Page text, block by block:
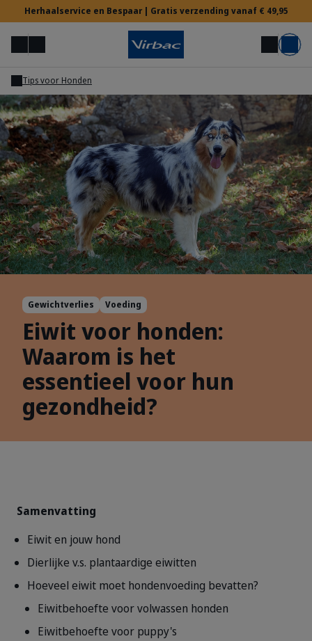
Herhaalservice en Bespaar | Gratis verzending vanaf € 49,95
MenuZoek op Mijn account Mand
Voor Dierenartsen
Hulp nodig?
Tips voor Honden
Gewichtverlies Voeding
Eiwit voor honden:
Waarom is het
essentieel voor hun
gezondheid?
Samenvatting
Eiwit en jouw hond
Dierlijke v.s. plantaardige eiwitten
Hoeveel eiwit moet hondenvoeding bevatten?
Eiwitbehoefte voor volwassen honden
Eiwitbehoefte voor puppy's